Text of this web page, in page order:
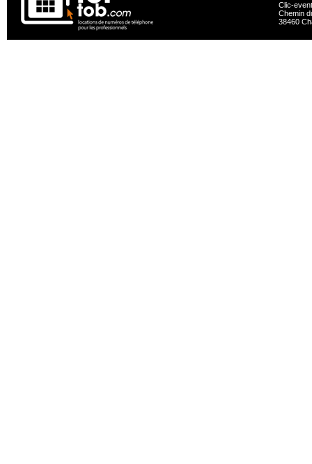
Clic-
Chemin
38460